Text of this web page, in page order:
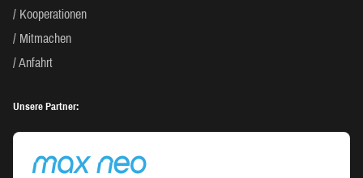
Kooperationen
Mitmachen
Anfahrt
Unsere Partner: